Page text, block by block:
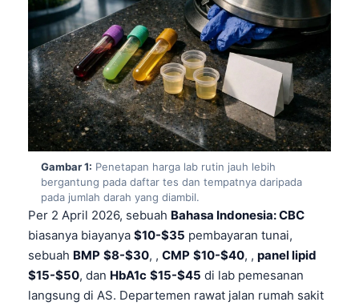
Gambar 1: Penetapan harga lab rutin jauh lebih
bergantung pada daftar tes dan tempatnya daripada
pada jumlah darah yang diambil.
Per 2 April 2026, sebuah Bahasa Indonesia: CBC
biasanya biayanya $10-$35 pembayaran tunai,
sebuah BMP $8-$30, , CMP $10-$40, , panel lipid
$15-$50, dan HbA1c $15-$45 di lab pemesanan
langsung di AS. Departemen rawat jalan rumah sakit